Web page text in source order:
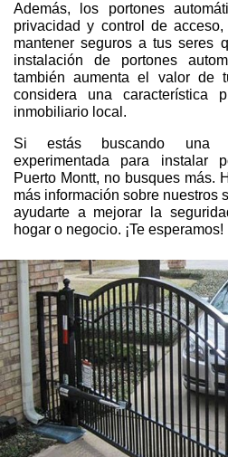
Además, los portones
privacidad y control de
mantener seguros a tus seres
instalación de portones
también aumenta el valor de
considera una característica
inmobiliario local.
Si estás buscando una
experimentada para instalar
Puerto Montt, no busques más.
más información sobre nuestros
ayudarte a mejorar la
hogar o negocio. ¡Te esperamos!